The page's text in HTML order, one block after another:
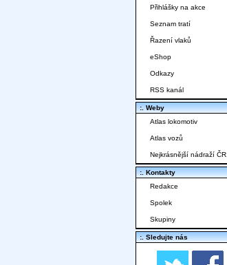
Přihlášky na akce
Seznam tratí
Řazení vlaků
eShop
Odkazy
RSS kanál
:. Weby
Atlas lokomotiv
Atlas vozů
Nejkrásnější nádraží ČR
:. Kontakty
Redakce
Spolek
Skupiny
:. Sledujte nás